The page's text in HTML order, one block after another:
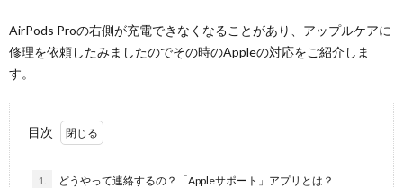
AirPods Proの右側が充電できなくなることがあり、アップルケアに
修理を依頼したみましたのでその時のAppleの対応をご紹介しま
す。
目次
1. どうやって連絡するの？「Appleサポート」アプリとは？